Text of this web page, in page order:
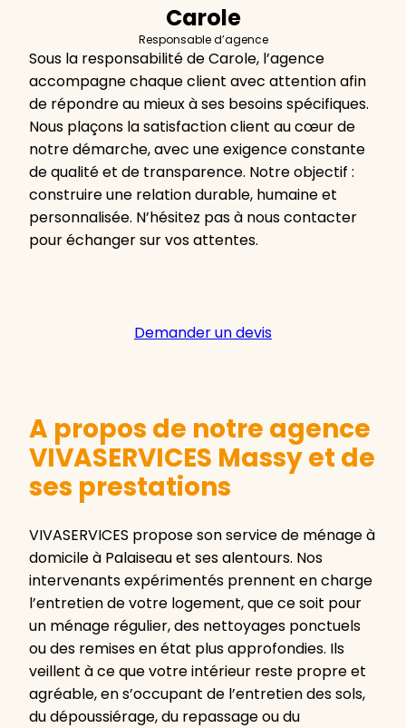
Carole
Responsable d’agence
Sous la responsabilité de Carole, l’agence
accompagne chaque client avec attention afin
de répondre au mieux à ses besoins spécifiques.
Nous plaçons la satisfaction client au cœur de
notre démarche, avec une exigence constante
de qualité et de transparence. Notre objectif :
construire une relation durable, humaine et
personnalisée. N’hésitez pas à nous contacter
pour échanger sur vos attentes.
Demander un devis
A propos de notre agence
VIVASERVICES Massy et de
ses prestations
VIVASERVICES propose son service de ménage à
domicile à Palaiseau et ses alentours. Nos
intervenants expérimentés prennent en charge
l’entretien de votre logement, que ce soit pour
un ménage régulier, des nettoyages ponctuels
ou des remises en état plus approfondies. Ils
veillent à ce que votre intérieur reste propre et
agréable, en s’occupant de l’entretien des sols,
du dépoussiérage, du repassage ou du